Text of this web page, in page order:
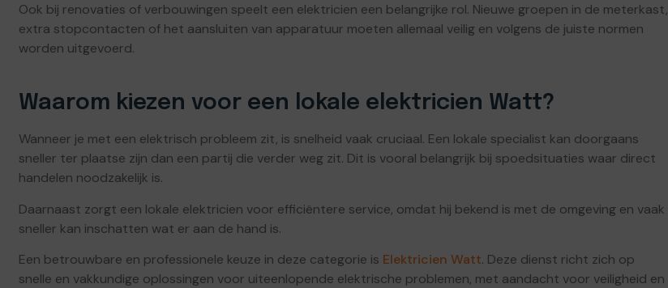
Ook bij renovaties of verbouwingen speelt een elektricien een belangrijke rol. Nieuwe groepen in de meterkast,
extra stopcontacten of het aansluiten van apparatuur moeten allemaal veilig en volgens de juiste normen
worden uitgevoerd.
Waarom kiezen voor een lokale elektricien Watt?
Wanneer je met een elektrisch probleem zit, is snelheid vaak cruciaal. Een lokale specialist kan doorgaans
sneller ter plaatse zijn dan een partij die verder weg zit. Dit is vooral belangrijk bij spoedsituaties waar direct
handelen noodzakelijk is.
Daarnaast zorgt een lokale elektricien voor efficiëntere service, omdat hij bekend is met de omgeving en vaak
sneller kan inschatten wat er aan de hand is.
Een betrouwbare en professionele keuze in deze categorie is Elektricien Watt. Deze dienst richt zich op
snelle en vakkundige oplossingen voor uiteenlopende elektrische problemen, met aandacht voor veiligheid en